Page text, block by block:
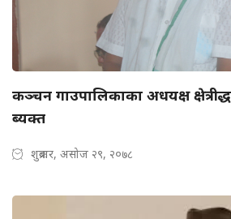
कञ्चन गाउपालिकाका अधयक्ष
ब्यक्त
शुक्रबार, असोज २९, २०७८